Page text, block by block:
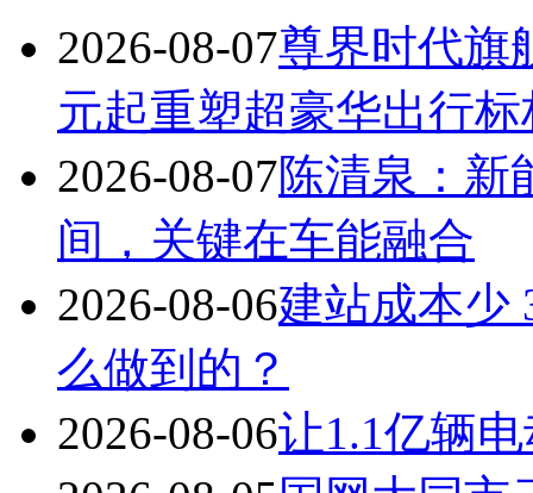
2026-08-07尊界时代旗
元起重塑超豪华出行标
2026-08-07陈清泉：新
间，关键在车能融合
2026-08-06建站成本少
么做到的？
2026-08-06让1.1亿辆